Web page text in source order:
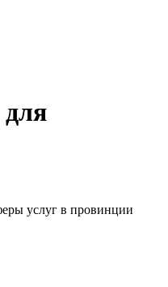
услуг в провинции